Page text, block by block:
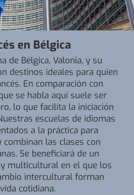
en Bélgica
de Bélgica, Valonia, y su
destinos ideales para quien
En comparación con
se habla aquí suele ser
lo que facilita la iniciación
escuelas de idiomas
a la práctica para
las clases con
Se beneficiará de un
multicultural en el que los
intercultural forman
cotidiana.